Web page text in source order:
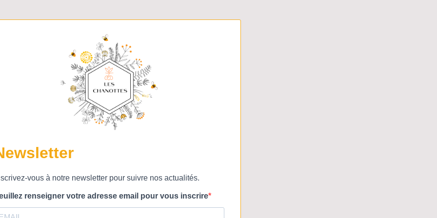
vous à notre newsletter pour suivre nos actualités.
renseigner votre adresse email pour vous inscrire